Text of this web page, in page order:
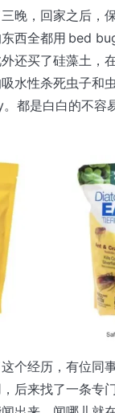
晚，回家之后，
西全都用 bed
还买了硅藻土，
水性杀死虫子和
都是白白的不容
个经历，有位同
后来找了一条专